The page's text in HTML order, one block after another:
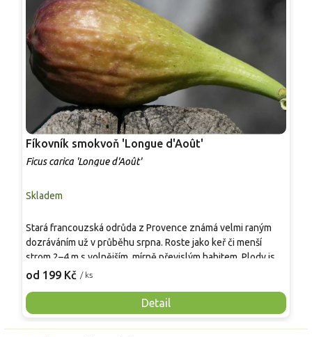
Fíkovník smokvoň 'Longue d'Août'
Ficus carica 'Longue d'Août'
Skladem
od 199 Kč / ks
Detail
Stará francouzská odrůda z Provence známá velmi raným
dozráváním už v průběhu srpna. Roste jako keř či menší
strom 2–4 m s volnějším, mírně převislým habitem. Plody jsou
protáhlé, středně velké až velké, se zelenožlutou slupkou a
v chladnějších oblastech. Hodí se k přímé konzumaci i do
dezertů, plodí bez opylení a je středně mrazuvzdorná.